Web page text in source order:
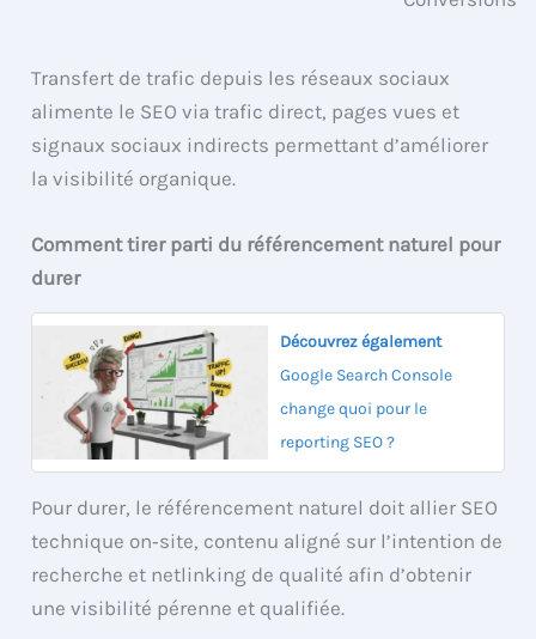
Transfert de trafic depuis les réseaux sociaux
alimente le SEO via trafic direct, pages vues et
signaux sociaux indirects permettant d’améliorer
la visibilité organique.
Comment tirer parti du référencement naturel pour
durer
Découvrez également
Google Search Console
change quoi pour le
reporting SEO ?
Pour durer, le référencement naturel doit allier SEO
technique on‑site, contenu aligné sur l’intention de
recherche et netlinking de qualité afin d’obtenir
une visibilité pérenne et qualifiée.